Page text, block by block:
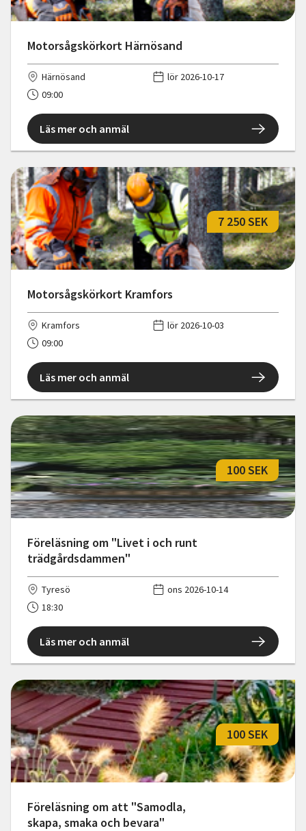
Motorsågskörkort Härnösand
Härnösand
lör 2026-10-17
09:00
Läs mer och anmäl
Motorsågskörkort Kramfors
7 250 SEK
Kramfors
lör 2026-10-03
09:00
Läs mer och anmäl
Föreläsning om "Livet i och runt
trädgårdsdammen"
100 SEK
Tyresö
ons 2026-10-14
18:30
Läs mer och anmäl
Föreläsning om att "Samodla,
skapa, smaka och bevara"
100 SEK